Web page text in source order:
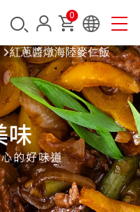
0
紅蔥醬燉海陸麥仁飯